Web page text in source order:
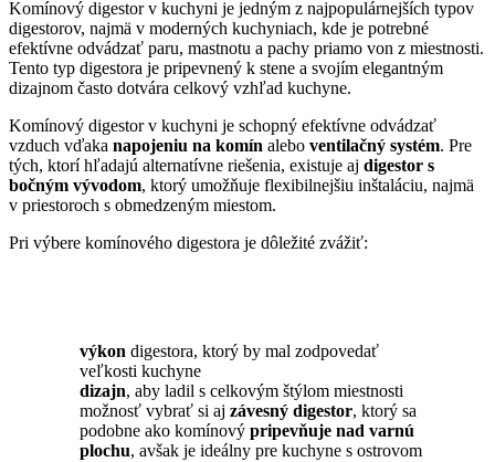
Komínový digestor v kuchyni je jedným z najpopulárnejších typov
digestorov, najmä v moderných kuchyniach, kde je potrebné
efektívne odvádzať paru, mastnotu a pachy priamo von z miestnosti.
Tento typ digestora je pripevnený k stene a svojím elegantným
dizajnom často dotvára celkový vzhľad kuchyne.
Komínový digestor v kuchyni je schopný efektívne odvádzať
vzduch vďaka napojeniu na komín alebo ventilačný systém. Pre
tých, ktorí hľadajú alternatívne riešenia, existuje aj digestor s
bočným vývodom, ktorý umožňuje flexibilnejšiu inštaláciu, najmä
v priestoroch s obmedzeným miestom.
Pri výbere komínového digestora je dôležité zvážiť:
výkon digestora, ktorý by mal zodpovedať
veľkosti kuchyne
dizajn, aby ladil s celkovým štýlom miestnosti
možnosť vybrať si aj závesný digestor, ktorý sa
podobne ako komínový pripevňuje nad varnú
plochu, avšak je ideálny pre kuchyne s ostrovom